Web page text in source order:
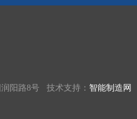
阳路8号 技术支持： 智能制造网